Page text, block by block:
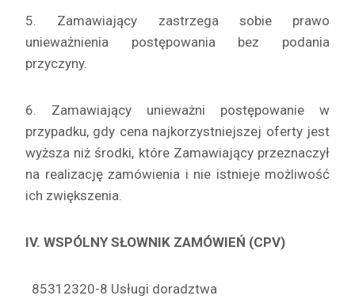
5. Zamawiający zastrzega sobie prawo
unieważnienia postępowania bez podania
przyczyny.
6. Zamawiający unieważni postępowanie w
przypadku, gdy cena najkorzystniejszej oferty jest
wyższa niż środki, które Zamawiający przeznaczył
na realizację zamówienia i nie istnieje możliwość
ich zwiększenia.
IV. WSPÓLNY SŁOWNIK ZAMÓWIEŃ (CPV)
85312320-8 Usługi doradztwa